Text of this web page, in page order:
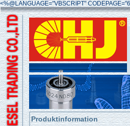
<%@LANGUAGE="VBSCRIPT"
Produktinformation